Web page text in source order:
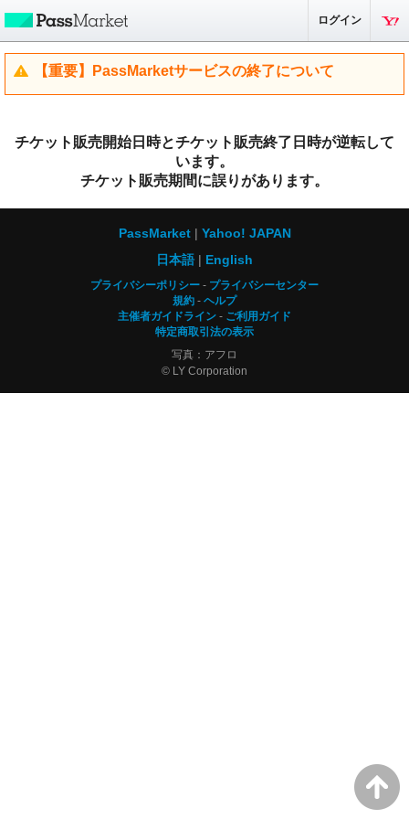
ログイン
【重要】PassMarketサービスの終了について
チケット販売開始日時とチケット販売終了日時が逆転して
います。
チケット販売期間に誤りがあります。
PassMarket
Yahoo! JAPAN
日本語
English
プライバシーポリシー
プライバシーセンター
規約
ヘルプ
主催者ガイドライン
ご利用ガイド
特定商取引法の表示
写真：アフロ
© LY Corporation